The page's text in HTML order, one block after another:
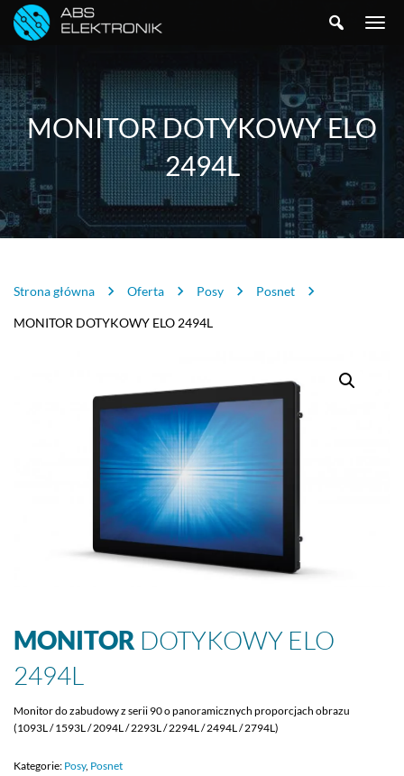
SZUKAJTOGGLE
MONITOR DOTYKOWY ELO
2494L
Strona główna Oferta Posy Posnet
MONITOR DOTYKOWY ELO 2494L
MONITOR DOTYKOWY ELO
2494L
Monitor do zabudowy z serii 90 o panoramicznych proporcjach obrazu
(1093L / 1593L / 2094L / 2293L / 2294L / 2494L / 2794L)
Kategorie: Posy, Posnet